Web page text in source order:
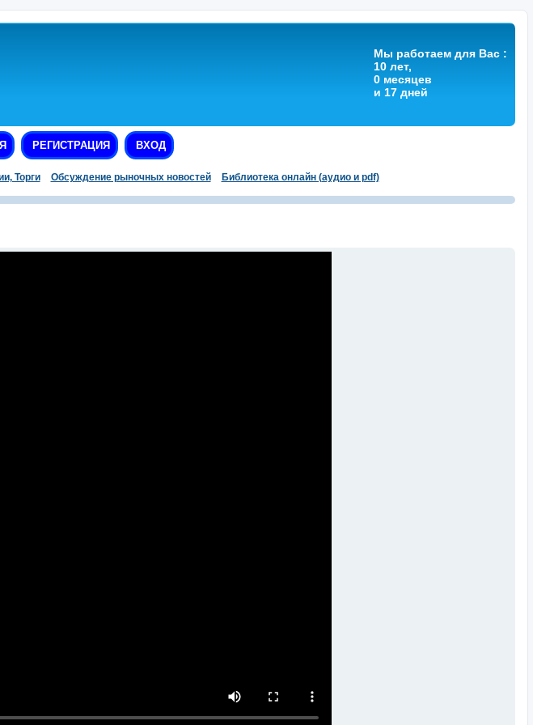
Мы работаем для Вас :
10 лет,
0 месяцев
и 17 дней
РЕГИСТРАЦИЯ ВХОД
Торги Обсуждение рыночных новостей Библиотека онлайн (аудио и pdf)